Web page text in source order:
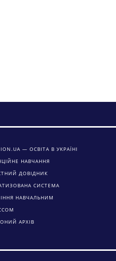
— ОСВІТА В УКРАЇНІ
НАВЧАННЯ
ДОВІДНИК
СИСТЕМА
НАВЧАЛЬНИМ
АРХІВ